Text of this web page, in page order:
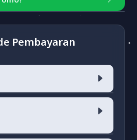
Pembayaran